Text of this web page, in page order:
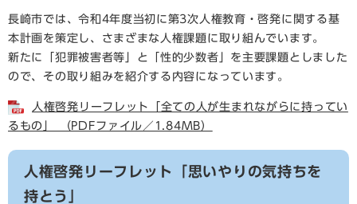
長崎市では、令和4年度当初に第3次人権教育・啓発に関する基
本計画を策定し、さまざまな人権課題に取り組んでいます。
新たに「犯罪被害者等」と「性的少数者」を主要課題としました
ので、その取り組みを紹介する内容になっています。
人権啓発リーフレット「全ての人が生まれながらに持ってい
るもの」 （PDFファイル／1.84MB）
人権啓発リーフレット「思いやりの気持ちを
持とう」